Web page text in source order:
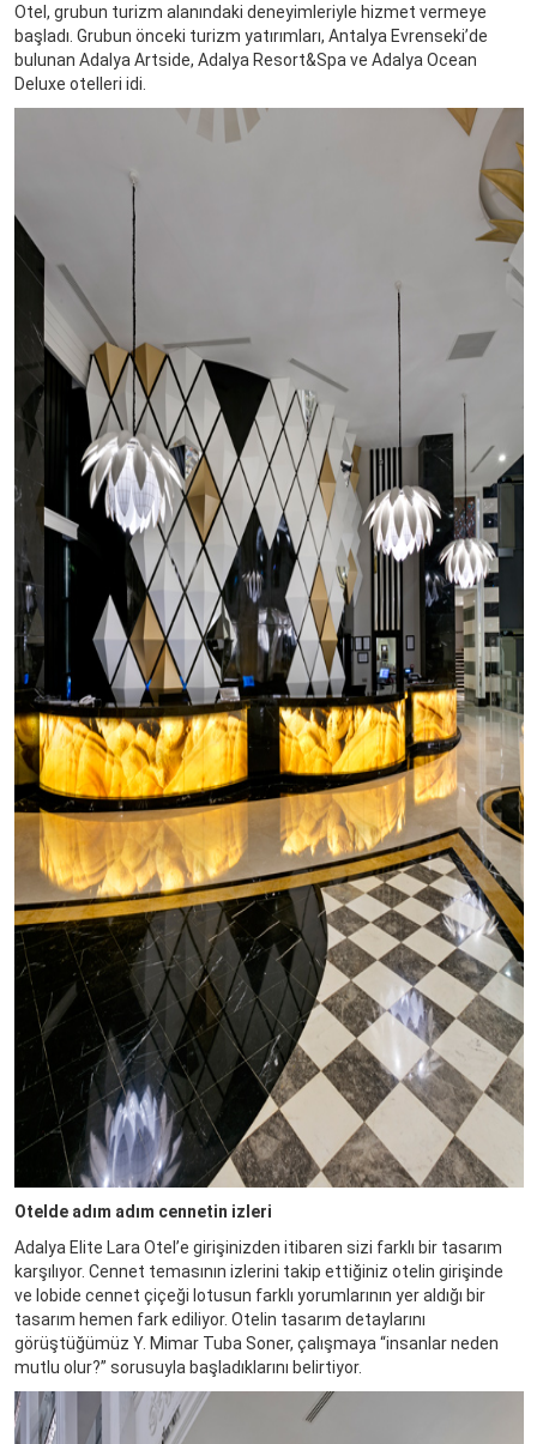
Otel, grubun turizm alanındaki deneyimleriyle hizmet vermeye
başladı. Grubun önceki turizm yatırımları, Antalya Evrenseki’de
bulunan Adalya Artside, Adalya Resort&Spa ve Adalya Ocean
Deluxe otelleri idi.
Otelde adım adım cennetin izleri
Adalya Elite Lara Otel’e girişinizden itibaren sizi farklı bir tasarım
karşılıyor. Cennet temasının izlerini takip ettiğiniz otelin girişinde
ve lobide cennet çiçeği lotusun farklı yorumlarının yer aldığı bir
tasarım hemen fark ediliyor. Otelin tasarım detaylarını
görüştüğümüz Y. Mimar Tuba Soner, çalışmaya “insanlar neden
mutlu olur?” sorusuyla başladıklarını belirtiyor.